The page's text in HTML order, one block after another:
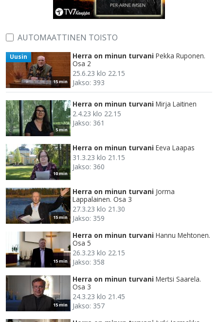
AUTOMAATTINEN TOISTO
15 min
Uusin Herra on minun turvani Pekka Ruponen.
Osa 2
25.6.23 klo 22.15
Jakso: 393
5 min
Herra on minun turvani Mirja Laitinen
2.4.23 klo 22.15
Jakso: 361
10 min
Herra on minun turvani Eeva Laapas
31.3.23 klo 21.15
Jakso: 360
15 min
Herra on minun turvani Jorma
Lappalainen. Osa 3
27.3.23 klo 21.30
Jakso: 359
15 min
Herra on minun turvani Hannu Mehtonen.
Osa 5
26.3.23 klo 22.15
Jakso: 358
15 min
Herra on minun turvani Mertsi Saarela.
Osa 3
24.3.23 klo 21.45
Jakso: 357